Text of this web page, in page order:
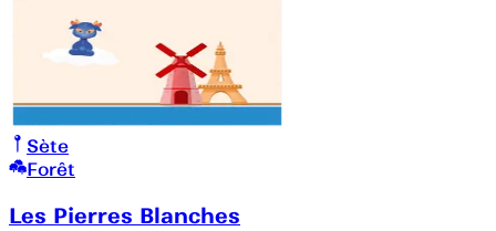
Sète
Forêt
Les Pierres Blanches